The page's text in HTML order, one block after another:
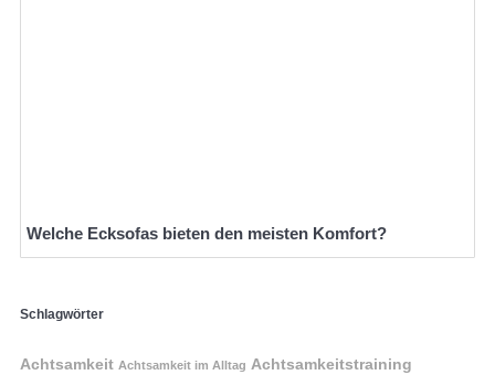
Welche Ecksofas bieten den meisten Komfort?
Schlagwörter
Achtsamkeit Achtsamkeit im Alltag Achtsamkeitstraining